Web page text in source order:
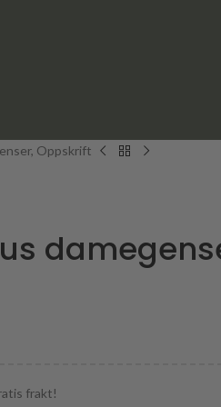
Oppskrift
frakt!